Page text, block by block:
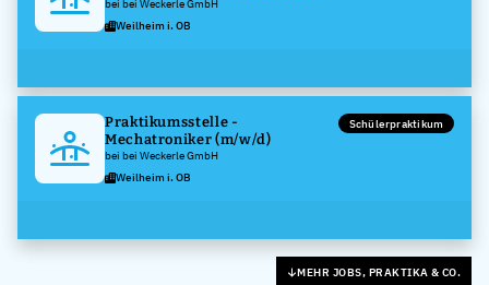
bei bei Weckerle GmbH
Weilheim i. OB
Praktikumsstelle -
Mechatroniker (m/w/d)
bei bei Weckerle GmbH
Schülerpraktikum
Weilheim i. OB
MEHR JOBS, PRAKTIKA & CO.